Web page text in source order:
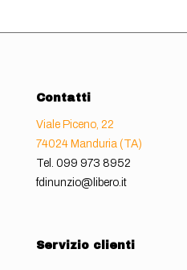
Contatti
Viale Piceno, 22
74024 Manduria (TA)
Tel. 099 973 8952
fdinunzio@libero.it
Servizio clienti